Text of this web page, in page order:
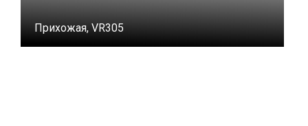
Прихожая, VR305